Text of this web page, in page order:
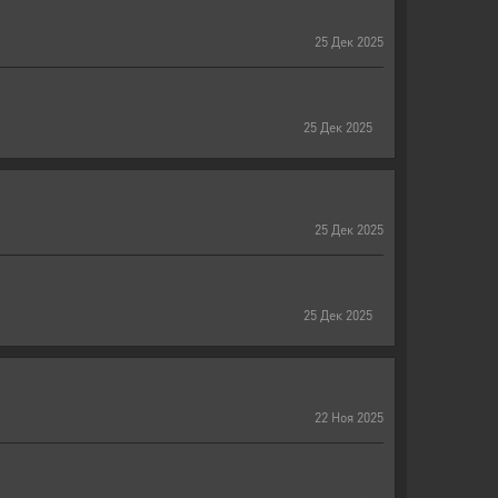
25 Дек 2025
25 Дек 2025
25 Дек 2025
25 Дек 2025
22 Ноя 2025